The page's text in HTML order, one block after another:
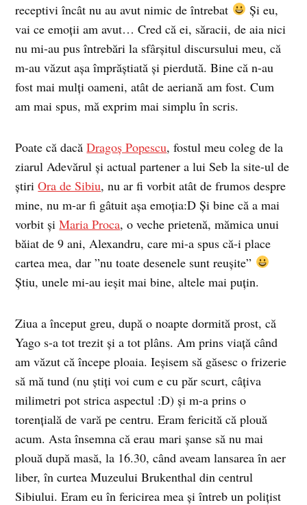
receptivi încât nu au avut nimic de întrebat
Și eu,
vai ce emoții am avut… Cred că ei, săracii, de aia nici
nu mi-au pus întrebări la sfârșitul discursului meu, că
m-au văzut așa împrăștiată și pierdută. Bine că n-au
fost mai mulți oameni, atât de aeriană am fost. Cum
am mai spus, mă exprim mai simplu în scris.
Poate că dacăDragoș Popescu, fostul meu coleg de la
ziarul Adevărul și actual partener a lui Seb la site-ul de
știriOra de Sibiu, nu ar fi vorbit atât de frumos despre
mine, nu m-ar fi gâtuit așa emoția:D Și bine că a mai
vorbit șiMaria Proca, o veche prietenă, mămica unui
băiat de 9 ani, Alexandru, care mi-a spus că-i place
cartea mea, dar ”nu toate desenele sunt reușite”
Știu, unele mi-au ieșit mai bine, altele mai puțin.
Ziua a început greu, după o noapte dormită prost, că
Yago s-a tot trezit și a tot plâns. Am prins viață când
am văzut că începe ploaia. Ieșisem să găsesc o frizerie
să mă tund (nu știți voi cum e cu păr scurt, câțiva
milimetri pot strica aspectul :D) și m-a prins o
torențială de vară pe centru. Eram fericită că plouă
acum. Asta însemna că erau mari șanse să nu mai
plouă după masă, la 16.30, când aveam lansarea în aer
liber, în curtea Muzeului Brukenthal din centrul
Sibiului. Eram eu în fericirea mea și întreb un polițist